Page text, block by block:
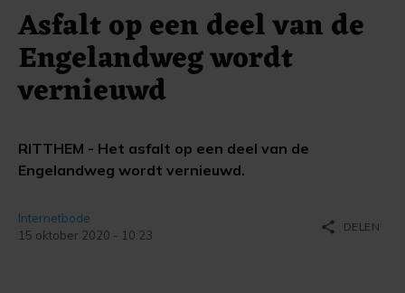
Asfalt op een deel van de
Engelandweg wordt
vernieuwd
RITTHEM - Het asfalt op een deel van de
Engelandweg wordt vernieuwd.
Internetbode
15 oktober 2020 - 10:23
share DELEN